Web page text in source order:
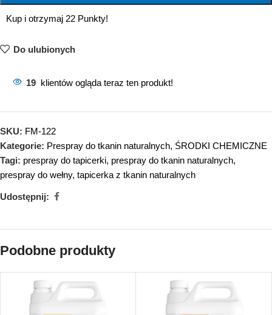
Kup i otrzymaj 22 Punkty!
Do ulubionych
19 klientów ogląda teraz ten produkt!
SKU: FM-122
Kategorie: Prespray do tkanin naturalnych, ŚRODKI CHEMICZNE
Tagi: prespray do tapicerki, prespray do tkanin naturalnych,
prespray do wełny, tapicerka z tkanin naturalnych
Udostępnij:
Podobne produkty